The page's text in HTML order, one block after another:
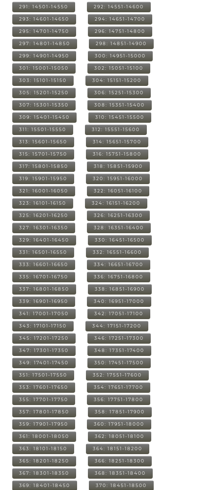
291: 14501-14550 292: 14551-14600
293: 14601-14650 294: 14651-14700
295: 14701-14750 296: 14751-14800
297: 14801-14850 298: 14851-14900
299: 14901-14950 300: 14951-15000
301: 15001-15050 302: 15051-15100
303: 15101-15150 304: 15151-15200
305: 15201-15250 306: 15251-15300
307: 15301-15350 308: 15351-15400
309: 15401-15450 310: 15451-15500
311: 15501-15550 312: 15551-15600
313: 15601-15650 314: 15651-15700
315: 15701-15750 316: 15751-15800
317: 15801-15850 318: 15851-15900
319: 15901-15950 320: 15951-16000
321: 16001-16050 322: 16051-16100
323: 16101-16150 324: 16151-16200
325: 16201-16250 326: 16251-16300
327: 16301-16350 328: 16351-16400
329: 16401-16450 330: 16451-16500
331: 16501-16550 332: 16551-16600
333: 16601-16650 334: 16651-16700
335: 16701-16750 336: 16751-16800
337: 16801-16850 338: 16851-16900
339: 16901-16950 340: 16951-17000
341: 17001-17050 342: 17051-17100
343: 17101-17150 344: 17151-17200
345: 17201-17250 346: 17251-17300
347: 17301-17350 348: 17351-17400
349: 17401-17450 350: 17451-17500
351: 17501-17550 352: 17551-17600
353: 17601-17650 354: 17651-17700
355: 17701-17750 356: 17751-17800
357: 17801-17850 358: 17851-17900
359: 17901-17950 360: 17951-18000
361: 18001-18050 362: 18051-18100
363: 18101-18150 364: 18151-18200
365: 18201-18250 366: 18251-18300
367: 18301-18350 368: 18351-18400
369: 18401-18450 370: 18451-18500